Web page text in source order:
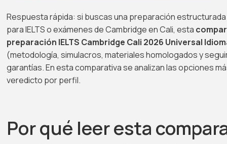
Respuesta rápida: si buscas una preparación
para IELTS o exámenes de Cambridge en Cali, esta
preparación IELTS Cambridge Cali 2026 Universal
(metodología, simulacros, materiales homologados y
garantías. En esta comparativa se analizan las opciones
veredicto por perfil.
Por qué leer esta